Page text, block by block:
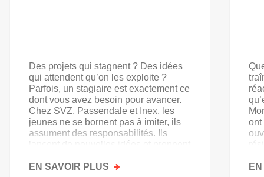
Des projets qui stagnent ? Des idées
qui attendent qu’on les exploite ?
Parfois, un stagiaire est exactement ce
dont vous avez besoin pour avancer.
Chez SVZ, Passendale et Inex, les
jeunes ne se bornent pas à imiter, ils
assument des responsabilités. Ils
lancent de nouvelles idées et prennent
EN SAVOIR PLUS SUR
ont